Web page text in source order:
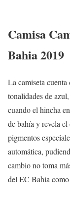
Camisa
Bahia 2019
La camiseta
tonalidades de
cuando el hincha
de bahía y revela
pigmentos
automática,
cambio no toma
del EC Bahia como